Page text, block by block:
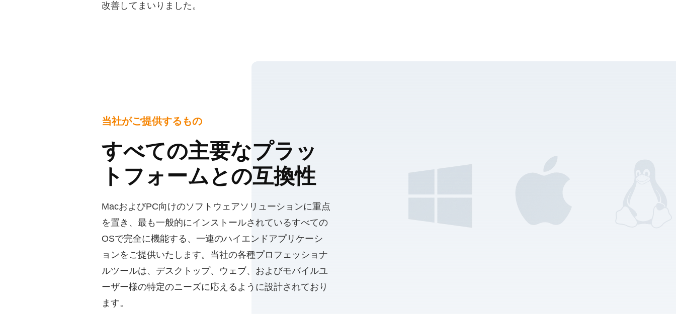
改善してまいりました。
当社がご提供するもの
すべての主要なプラッ
トフォームとの互換性
MacおよびPC向けのソフトウェアソリューションに重点
を置き、最も一般的にインストールされているすべての
OSで完全に機能する、一連のハイエンドアプリケーシ
ョンをご提供いたします。当社の各種プロフェッショナ
ルツールは、デスクトップ、ウェブ、およびモバイルユ
ーザー様の特定のニーズに応えるように設計されており
ます。